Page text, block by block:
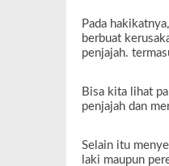
Pada
berbuat
penjajah.
Bisa kita lihat
penjajah dan
Selain itu
laki maupun